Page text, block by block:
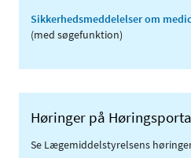
Sikkerhedsmeddelelser om
(med søgefunktion)
Høringer på
Se Lægemiddelstyrelsens